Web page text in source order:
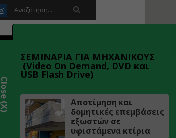
ΣΕΜΙΝΑΡΙΑ ΓΙΑ ΜΗΧΑΝΙΚΟΥΣ
(Video On Demand, DVD και
USB Flash Drive)
Αποτίμηση και
δομητικές επεμβάσεις
εξωστών σε
υφιστάμενα κτίρια
Close (X)